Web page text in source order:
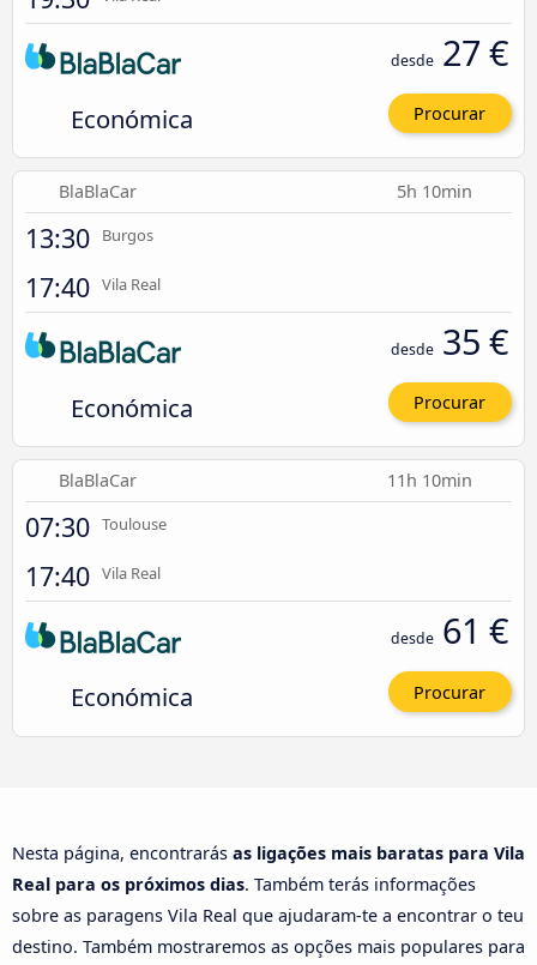
Económica
desde 27 €
Procurar
BlaBlaCar 5h 10min
13:30 Burgos
17:40 Vila Real
Económica
desde 35 €
Procurar
BlaBlaCar 11h 10min
07:30 Toulouse
17:40 Vila Real
Económica
desde 61 €
Procurar
Nesta página, encontrarás as ligações mais baratas para Vila
Real para os próximos dias. Também terás informações
sobre as paragens Vila Real que ajudaram-te a encontrar o teu
destino. Também mostraremos as opções mais populares para